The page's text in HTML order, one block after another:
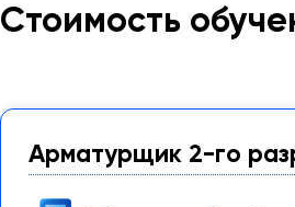
Стоимость
Арматурщик 2-го